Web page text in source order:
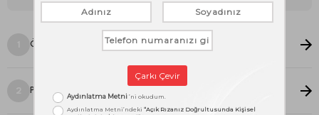
Ölçü Seçimi
Pile Stili Seçimi